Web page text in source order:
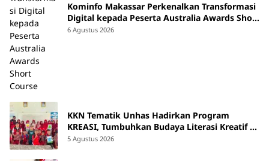
Kominfo Makassar Perkenalkan Transformasi
Digital kepada Peserta Australia Awards Short
Course
6 Agustus 2026
KKN Tematik Unhas Hadirkan Program
KREASI, Tumbuhkan Budaya Literasi Kreatif di
SDN 47 Alluka Takalar
5 Agustus 2026